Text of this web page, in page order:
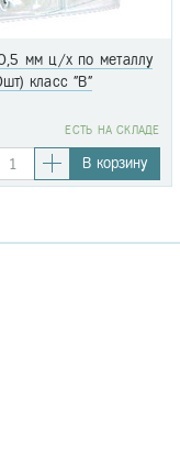
мм ц/х по металлу
класс "В"
EСТЬ НА СКЛАДЕ
В корзину